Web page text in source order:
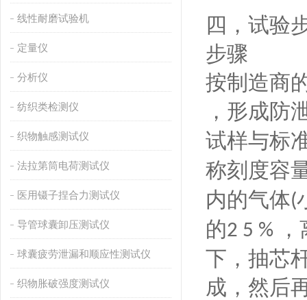
线性耐磨试验机
定量仪
分析仪
纺织类检测仪
织物触感测试仪
法拉第筒电荷测试仪
医用镊子捏合力测试仪
导管球囊卸压测试仪
球囊疲劳泄漏和顺应性测试仪
织物胀破强度测试仪
四，试验
步骤
按制造商
，形成防
试样与标
称刻度容
内的气体(
的2 5 %
下，抽芯
成，然后